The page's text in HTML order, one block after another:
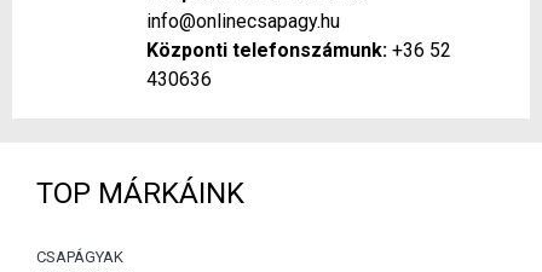
info@onlinecsapagy.hu
Központi telefonszámunk: +36 52
430636
TOP MÁRKÁINK
CSAPÁGYAK